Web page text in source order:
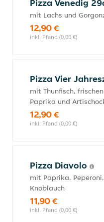
Pizza Venedig
mit Lachs und
12,90 €
inkl. Pfand (0,00 €)
Pizza Vier
mit Thunfisch,
Paprika und
12,90 €
inkl. Pfand (0,00 €)
Pizza Diavolo
mit Paprika,
Knoblauch
11,90 €
inkl. Pfand (0,00 €)